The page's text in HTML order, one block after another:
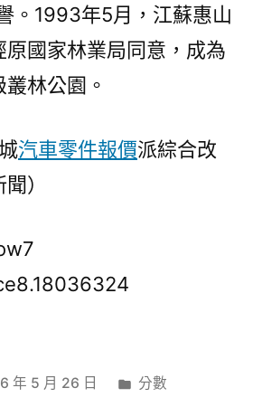
。1993年5月，江蘇惠山
原國家林業局同意，成為
叢林公園。
汽車零件報價派綜合改
）
年 5 月 26 日
分
分數